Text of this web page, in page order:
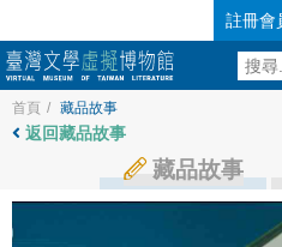
註冊會
首頁 / 藏品故事
返回藏品故事
藏品故事